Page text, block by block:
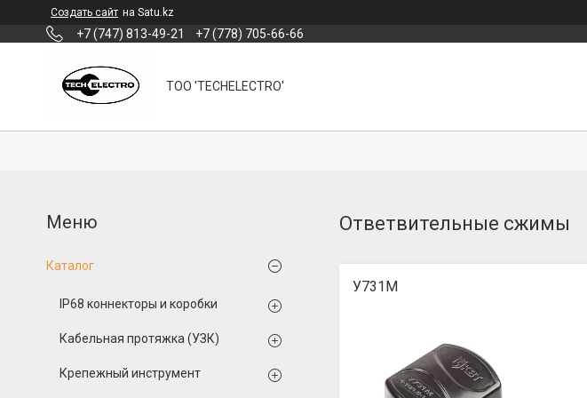
Создать сайт на Satu.kz
+7 (747) 813-49-21 +7 (778) 705-66-66
ТОО 'TECHELECTRO'
Ответвительные сжимы
У731M
Каталог
IP68 коннекторы и коробки
Кабельная протяжка (УЗК)
Крепежный инструмент